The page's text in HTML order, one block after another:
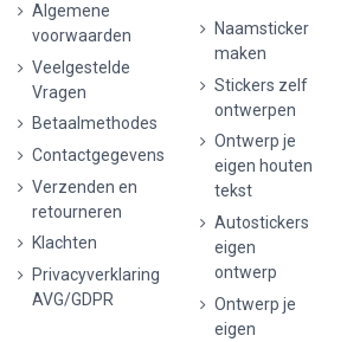
Algemene
voorwaarden
Veelgestelde
Vragen
Betaalmethodes
Contactgegevens
Verzenden en
retourneren
Klachten
Privacyverklaring
AVG/GDPR
Naamsticker
maken
Stickers zelf
ontwerpen
Ontwerp je
eigen houten
tekst
Autostickers
eigen
ontwerp
Ontwerp je
eigen